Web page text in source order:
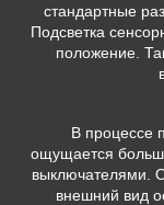
стандартные
Подсветка
положение.
В процессе
ощущается
выключателями.
внешний вид